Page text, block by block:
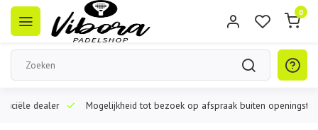
0
dealer Mogelijkheid tot bezoek op afspraak buiten openingstijden